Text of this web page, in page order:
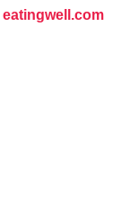
eatingwell.com